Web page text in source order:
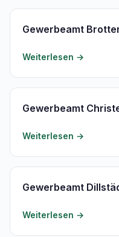
Gewerbeamt
Weiterlesen →
Gewerbeamt
Weiterlesen →
Gewerbeamt
Weiterlesen →